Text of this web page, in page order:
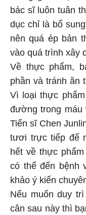
bác sĩ luôn tuân
dục chỉ là bổ
nên quá ép bản
vào quá trình xây
Về thực phẩm,
phần và tránh ăn
Vì loại thực
đường trong máu
Tiến sĩ Chen
tươi trực tiếp để
hết về thực
có thể đến bệnh
khảo ý kiến
Nếu muốn duy
cân sau này thì